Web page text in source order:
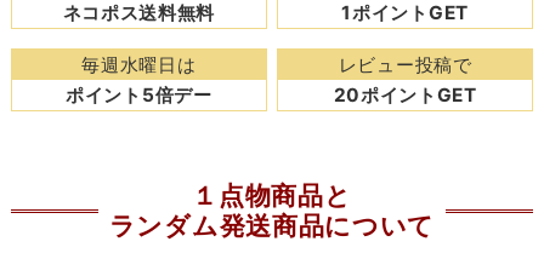
ネコポス送料無料
1ポイントGET
毎週水曜日は
ポイント5倍デー
レビュー投稿で
20ポイントGET
１点物商品と
ランダム発送商品について